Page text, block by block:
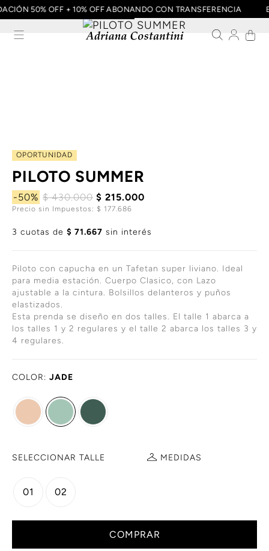
50% OFF + 10% OFF ABONANDO CON TRANSFERENCIA
OPORTUNIDAD
PILOTO SUMMER
-50% $ 430.000 $ 215.000
Precio sin Impuestos: $ 177.686
3 cuotas de $ 71.667 sin interés
Piloto con capucha en un Tafetan super liviano. Ideal
para media estación. Cuerpo Clasico, con Lazo
ajustable a la cintura. Bolsillos delanteros y puños
elastizados.
Esta prenda se diseño en dos talles. El talle 1 abarca a
los talles 1 y 2 regulares y el talle 2 abarca los talles 3 y
4 regulares.
COLOR: JADE
SELECCIONAR TALLE MEDIDAS
01 02
COMPRAR